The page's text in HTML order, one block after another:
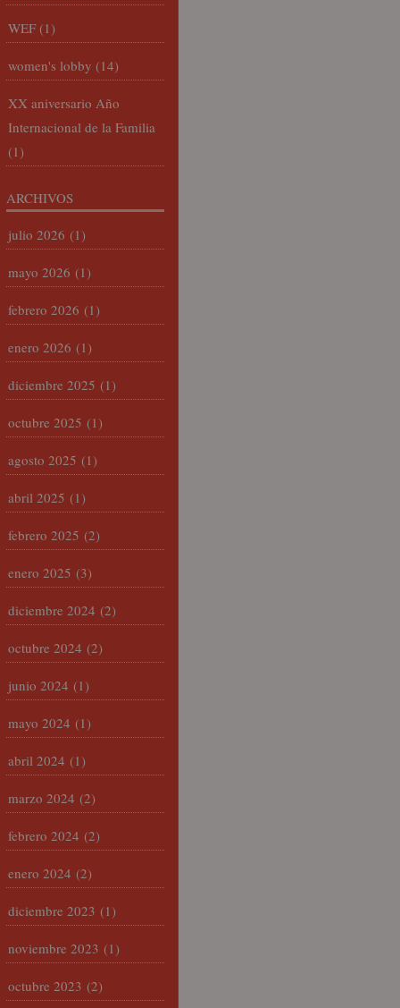
WEF (1)
women's lobby (14)
XX aniversario Año
Internacional de la Familia
(1)
ARCHIVOS
julio 2026 (1)
mayo 2026 (1)
febrero 2026 (1)
enero 2026 (1)
diciembre 2025 (1)
octubre 2025 (1)
agosto 2025 (1)
abril 2025 (1)
febrero 2025 (2)
enero 2025 (3)
diciembre 2024 (2)
octubre 2024 (2)
junio 2024 (1)
mayo 2024 (1)
abril 2024 (1)
marzo 2024 (2)
febrero 2024 (2)
enero 2024 (2)
diciembre 2023 (1)
noviembre 2023 (1)
octubre 2023 (2)